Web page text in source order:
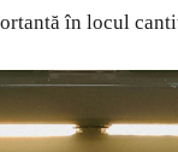
în locul